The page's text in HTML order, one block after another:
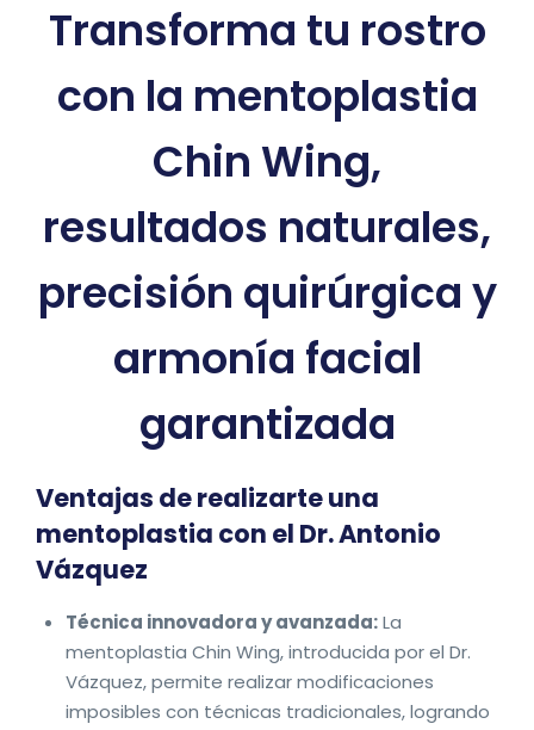
Transforma tu rostro
con la mentoplastia
Chin Wing,
resultados naturales,
precisión quirúrgica y
armonía facial
garantizada
Ventajas de realizarte una
mentoplastia con el Dr. Antonio
Vázquez
Técnica innovadora y avanzada:La
mentoplastia Chin Wing, introducida por el Dr.
Vázquez, permite realizar modificaciones
imposibles con técnicas tradicionales, logrando